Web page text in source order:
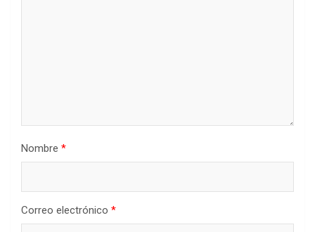
Nombre *
Correo electrónico *